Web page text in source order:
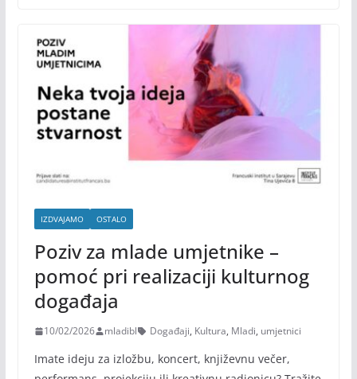
IZDVAJAMO OSTALO
Poziv za mlade umjetnike –
pomoć pri realizaciji kulturnog
događaja
10/02/2026 mladibl Događaji, Kultura, Mladi, umjetnici
Imate ideju za izložbu, koncert, književnu večer,